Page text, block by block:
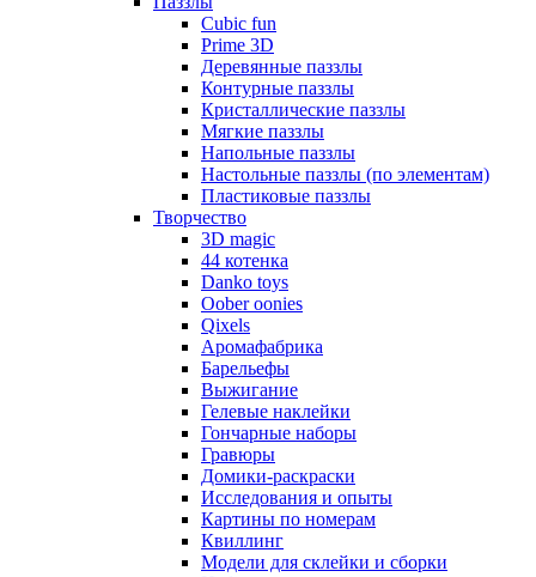
Cubic fun
Prime 3D
Деревянные паззлы
Контурные паззлы
Кристаллические паззлы
Мягкие паззлы
Напольные паззлы
Настольные паззлы (по элементам)
Пластиковые паззлы
Творчество
3D magic
44 котенка
Danko toys
Oober oonies
Qixels
Аромафабрика
Барельефы
Выжигание
Гелевые наклейки
Гончарные наборы
Гравюры
Домики-раскраски
Исследования и опыты
Картины по номерам
Квиллинг
Модели для склейки и сборки